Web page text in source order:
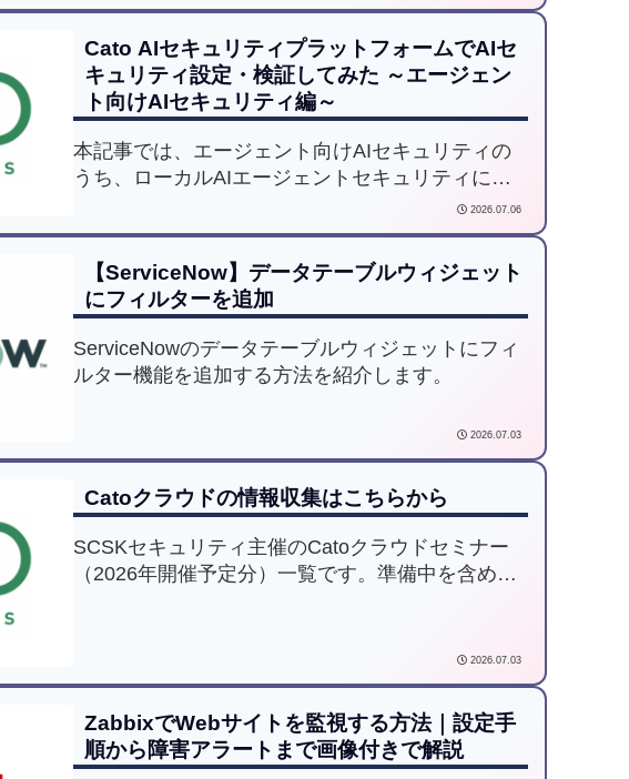
Cato AIセキュリティプラットフォームでAIセ
キュリティ設定・検証してみた ～エージェン
ト向けAIセキュリティ編～
本記事では、エージェント向けAIセキュリティの
うち、ローカルAIエージェントセキュリティにつ
いて、実際の設定内容・検証をもとに解説してい
きます。
2026.07.06
【ServiceNow】データテーブルウィジェット
にフィルターを追加
ServiceNowのデータテーブルウィジェットにフィ
ルター機能を追加する方法を紹介します。
2026.07.03
Catoクラウドの情報収集はこちらから
SCSKセキュリティ主催のCatoクラウドセミナー
（2026年開催予定分）一覧です。準備中を含め今
2026.07.03
ZabbixでWebサイトを監視する方法｜設定手
順から障害アラートまで画像付きで解説